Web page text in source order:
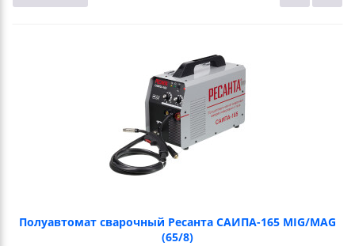
Полуавтомат сварочный Ресанта САИПА-165 MIG/MAG
(65/8)